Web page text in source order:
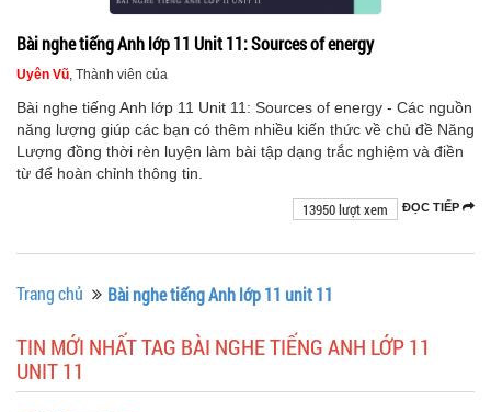
Bài nghe tiếng Anh lớp 11 Unit 11: Sources of energy
Uyên Vũ , Thành viên của
Bài nghe tiếng Anh lớp 11 Unit 11: Sources of energy - Các nguồn
năng lượng giúp các bạn có thêm nhiều kiến thức về chủ đề Năng
Lượng đồng thời rèn luyện làm bài tập dạng trắc nghiệm và điền
từ để hoàn chỉnh thông tin.
ĐỌC TIẾP
13950 lượt xem
Trang chủ Bài nghe tiếng Anh lớp 11 unit 11
TIN MỚI NHẤT TAG BÀI NGHE TIẾNG ANH LỚP 11
UNIT 11